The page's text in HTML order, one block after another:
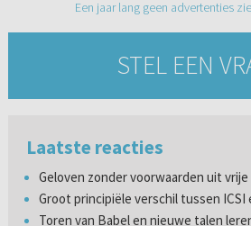
Een jaar lang geen advertenties
STEL EEN
Laatste reacties
Geloven zonder voorwaarden uit vrije
Groot principiële verschil tussen ICSI
Toren van Babel en nieuwe talen